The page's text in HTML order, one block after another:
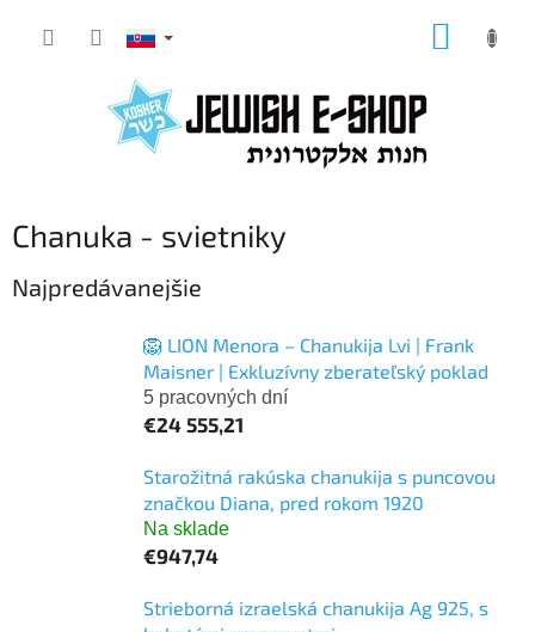
Chanuka - svietniky
Najpredávanejšie
🦁 LION Menora – Chanukija Lvi | Frank
Maisner | Exkluzívny zberateľský poklad
5 pracovných dní
€24 555,21
Starožitná rakúska chanukija s puncovou
značkou Diana, pred rokom 1920
Na sklade
€947,74
Strieborná izraelská chanukija Ag 925, s